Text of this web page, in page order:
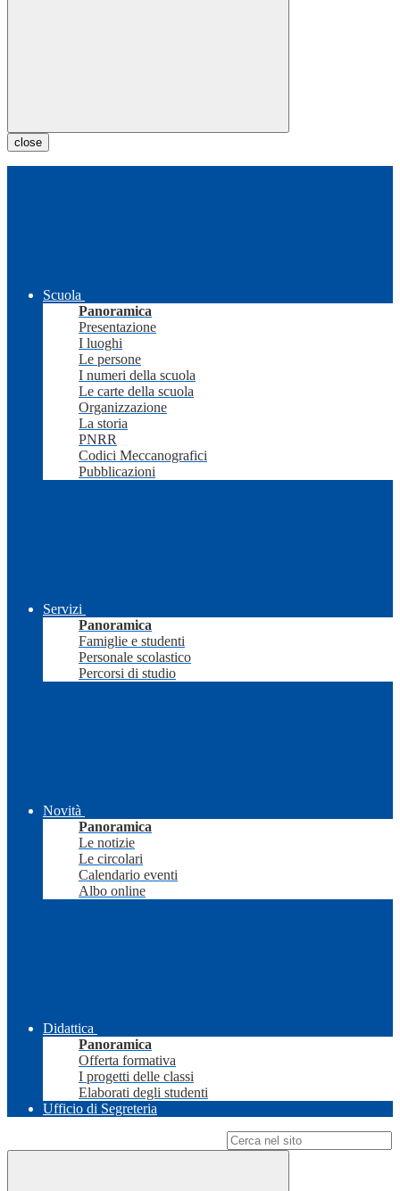
close
Scuola
Panoramica
Presentazione
I luoghi
Le persone
I numeri della scuola
Le carte della scuola
Organizzazione
La storia
PNRR
Codici Meccanografici
Pubblicazioni
Servizi
Panoramica
Famiglie e studenti
Personale scolastico
Percorsi di studio
Novità
Panoramica
Le notizie
Le circolari
Calendario eventi
Albo online
Didattica
Panoramica
Offerta formativa
I progetti delle classi
Elaborati degli studenti
Ufficio di Segreteria